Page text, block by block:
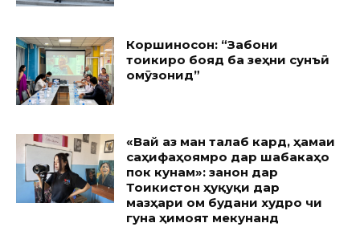
Коршиносон: “Забони
тоҷикиро бояд ба зеҳни сунъӣ
омӯзонид”
«Вай аз ман талаб кард, ҳамаи
саҳифаҳоямро дар шабакаҳо
пок кунам»: занон дар
Тоҷикистон ҳуқуқи дар
мазҳари ом будани худро чи
гуна ҳимоят мекунанд